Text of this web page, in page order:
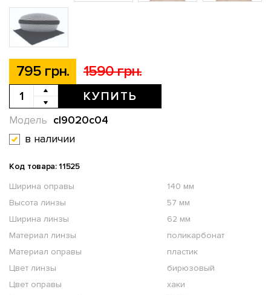
795 грн. 1590 грн.
КУПИТЬ
cl9020c04
Модель
в наличии
Код товара: 11525
Ширина оправы
140 мм
Высота линзы
57 мм
Ширина линзы
62 мм
Материал линзы
поликарбонат
Материал оправы
пластик
Цвет линзы
бирюзовый
Цвет оправы
хаки